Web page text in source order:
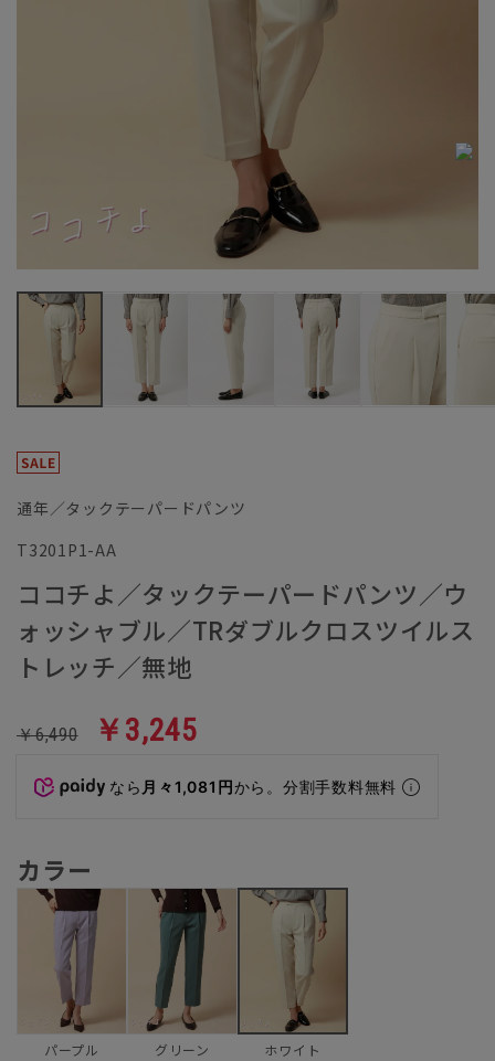
通年／タックテーパードパンツ
T3201P1-AA
ココチよ／タックテーパードパンツ／ウ
ォッシャブル／TRダブルクロスツイルス
トレッチ／無地
￥6,490 ￥3,245
なら 月々1,081円から。分割手数料無料
カラー
パープル グリーン ホワイト